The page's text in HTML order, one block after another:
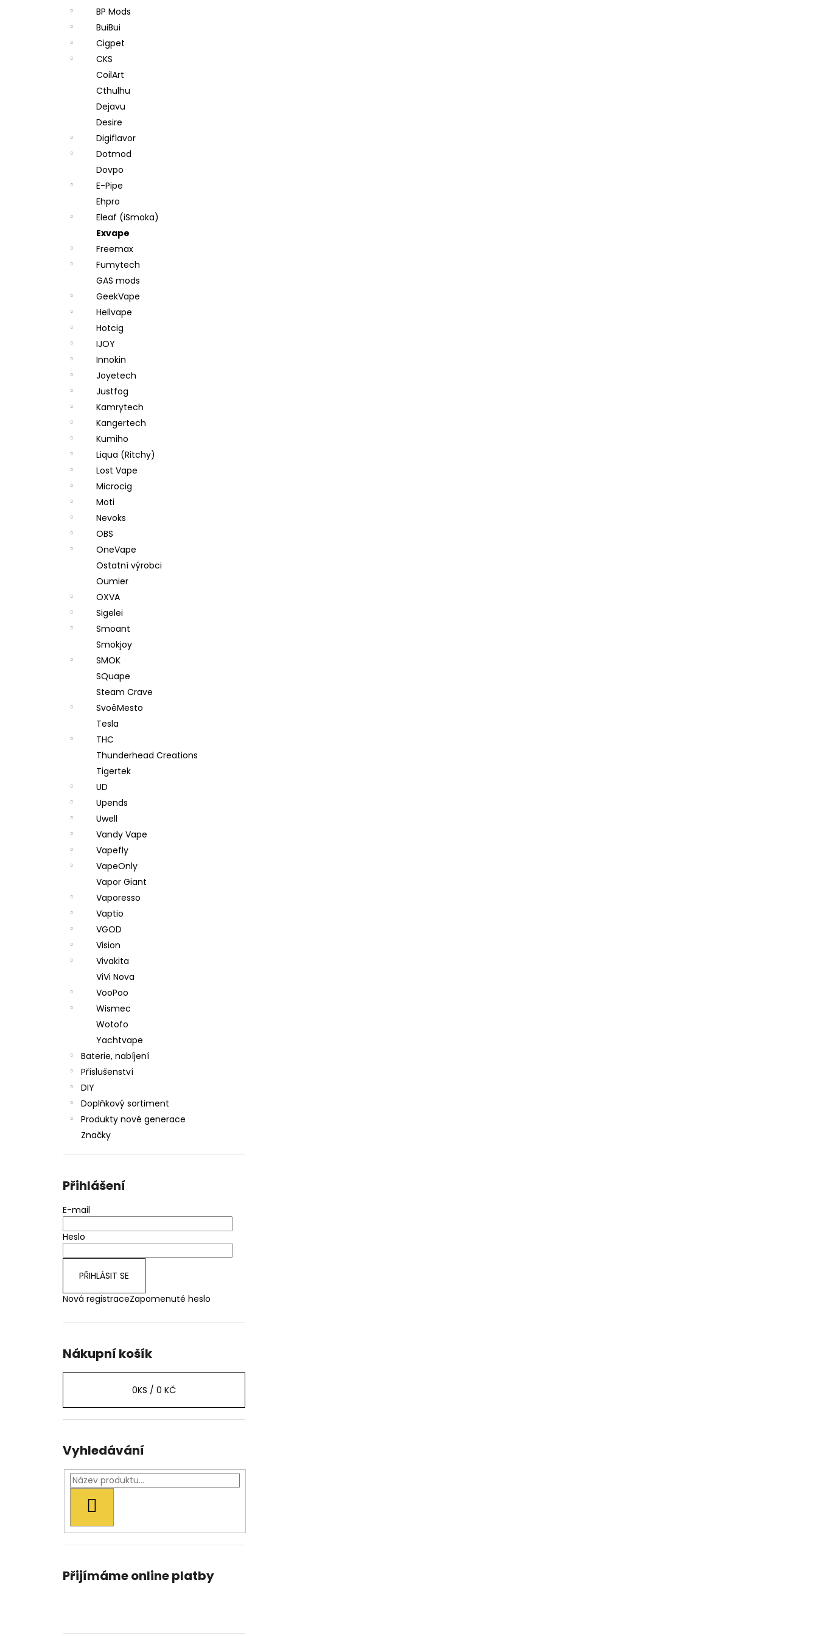
BP Mods
BuiBui
Cigpet
CKS
CoilArt
Cthulhu
Dejavu
Desire
Digiflavor
Dotmod
Dovpo
E-Pipe
Ehpro
Eleaf (iSmoka)
Exvape
Freemax
Fumytech
GAS mods
GeekVape
Hellvape
Hotcig
IJOY
Innokin
Joyetech
Justfog
Kamrytech
Kangertech
Kumiho
Liqua (Ritchy)
Lost Vape
Microcig
Moti
Nevoks
OBS
OneVape
Ostatní výrobci
Oumier
OXVA
Sigelei
Smoant
Smokjoy
SMOK
SQuape
Steam Crave
SvoëMesto
Tesla
THC
Thunderhead Creations
Tigertek
UD
Upends
Uwell
Vandy Vape
Vapefly
VapeOnly
Vapor Giant
Vaporesso
Vaptio
VGOD
Vision
Vivakita
ViVi Nova
VooPoo
Wismec
Wotofo
Yachtvape
Baterie, nabíjení
Příslušenství
DIY
Doplňkový sortiment
Produkty nové generace
Značky
Přihlášení
E-mail
Heslo
PŘIHLÁSIT SE
Nová registraceZapomenuté heslo
Nákupní košík
0KS / 0 KČ
Vyhledávání
Přijímáme online platby